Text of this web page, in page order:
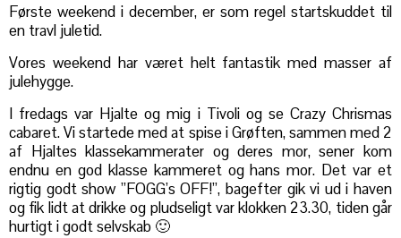
Første weekend i december, er som regel startskuddet til
en travl juletid.
Vores weekend har været helt fantastik med masser af
julehygge.
I fredags var Hjalte og mig i Tivoli og se Crazy Chrismas
cabaret. Vi startede med at spise i Grøften, sammen med 2
af Hjaltes klassekammerater og deres mor, sener kom
endnu en god klasse kammeret og hans mor. Det var et
rigtig godt show ”FOGG’s OFF!”, bagefter gik vi ud i haven
og fik lidt at drikke og pludseligt var klokken 23.30, tiden går
hurtigt i godt selvskab 🙂